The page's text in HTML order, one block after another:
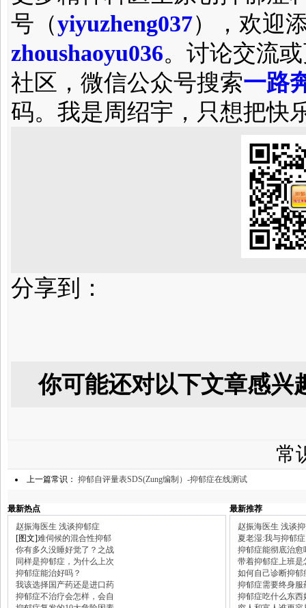
号（yiyuzheng037），欢迎
zhoushaoyu036。讨论交流
社区，微信公众号搜索一路
码。我是周绍宇，只想把快
分享到：
你可能还对以下文章感兴
常
上一篇常识： 抑郁自评量表SDS(Zung编制）-抑郁症在线测试
最新热点
最新推荐
赵振海医生 浅谈抑郁症
[图文]难伺候的混合性抑郁
你有多久没睡好觉了？之战
同样是抑郁症，为什么上次
抑郁症能治好吗？
我该选择国产药还是进口药
抑郁症不治疗会怎样，会自
赵振海医生 浅谈
夏老湿:我与抑郁症
抑郁症能彻底治愈
带着抑郁症上班是
如何自己诊断抑郁
抑郁症需要终身服
抑郁症吃什么东西